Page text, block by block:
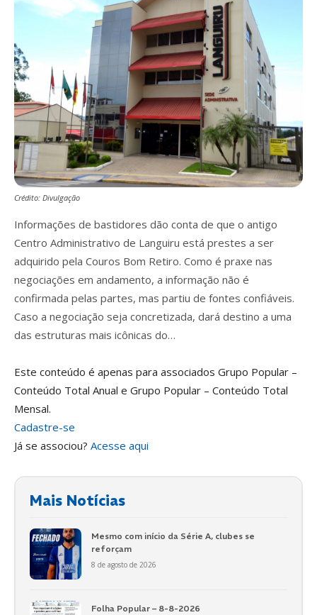
Crédito: Divulgação
Informações de bastidores dão conta de que o antigo
Centro Administrativo de Languiru está prestes a ser
adquirido pela Couros Bom Retiro. Como é praxe nas
negociações em andamento, a informação não é
confirmada pelas partes, mas partiu de fontes confiáveis.
Caso a negociação seja concretizada, dará destino a uma
das estruturas mais icônicas do…
Este conteúdo é apenas para associados Grupo Popular –
Conteúdo Total Anual e Grupo Popular – Conteúdo Total
Mensal.
Cadastre-se
Já se associou? Acesse aqui
Mais Notícias
Mesmo com início da Série A, clubes se
reforçam
8 de agosto de 2026
Folha Popular – 8-8-2026